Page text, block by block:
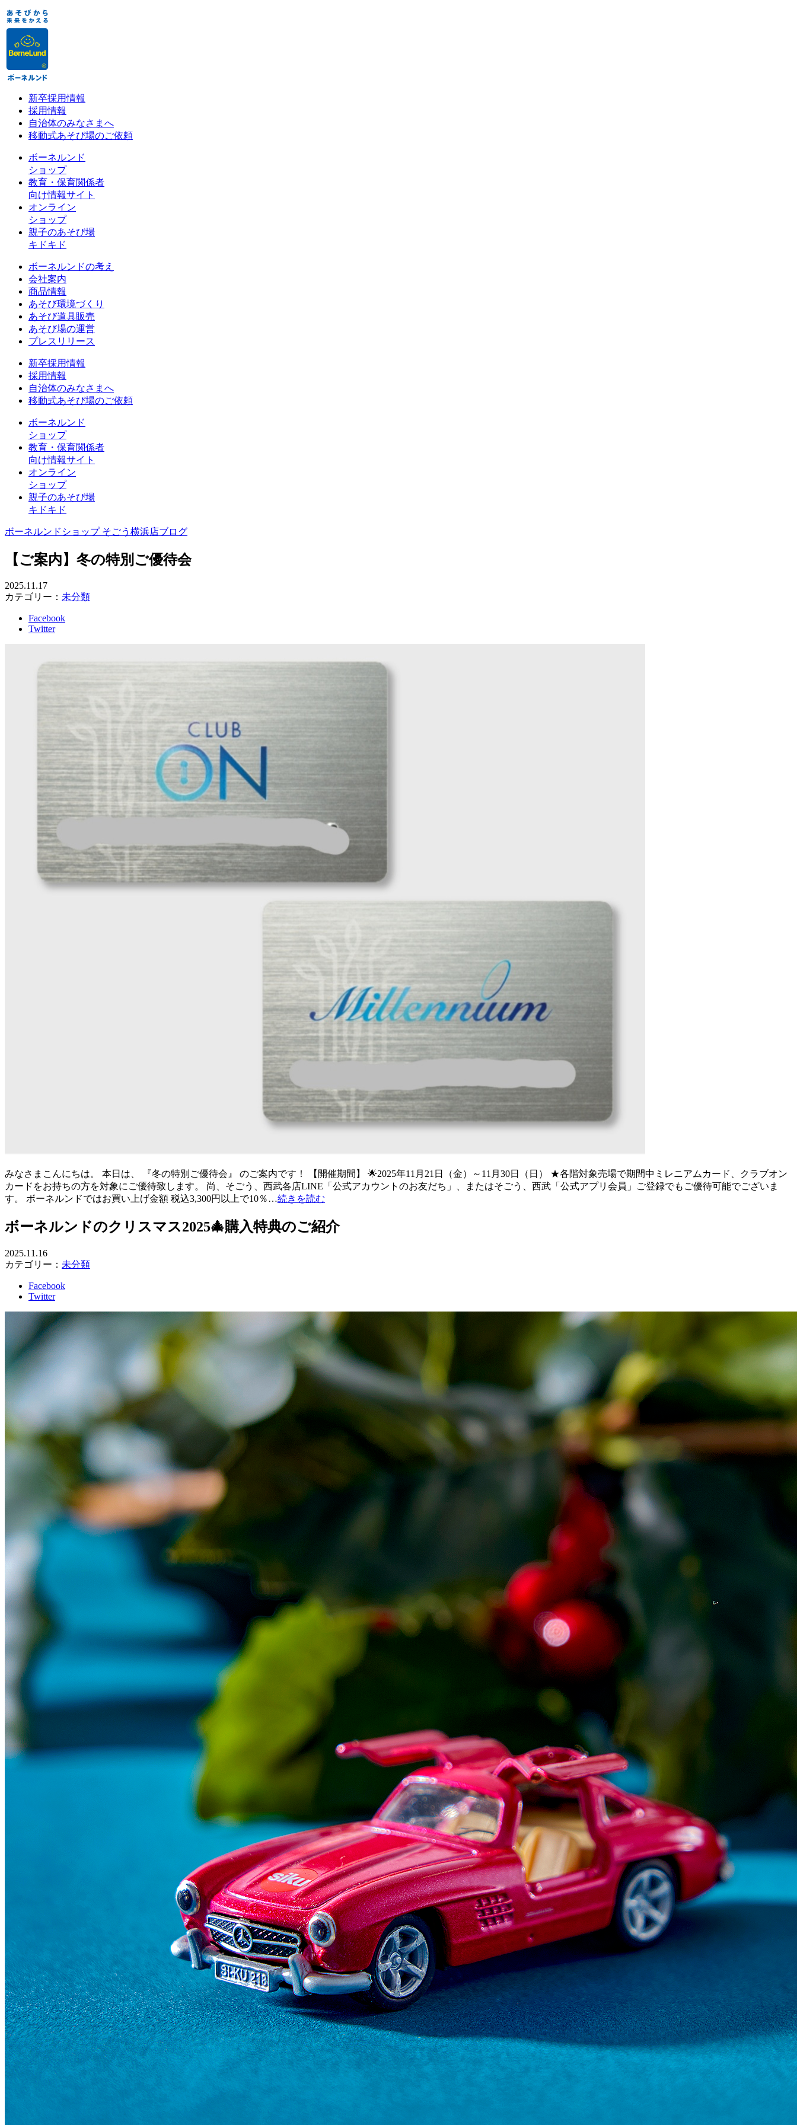
新卒採用情報
採用情報
自治体のみなさまへ
移動式あそび場のご依頼
ボーネルンド
ショップ
教育・保育関係者
向け情報サイト
オンライン
ショップ
親子のあそび場
キドキド
ボーネルンドの考え
会社案内
商品情報
あそび環境づくり
あそび道具販売
あそび場の運営
プレスリリース
新卒採用情報
採用情報
自治体のみなさまへ
移動式あそび場のご依頼
ボーネルンド
ショップ
教育・保育関係者
向け情報サイト
オンライン
ショップ
親子のあそび場
キドキド
ボーネルンドショップ そごう横浜店ブログ
【ご案内】冬の特別ご優待会
2025.11.17
カテゴリー： 未分類
Facebook
Twitter
みなさまこんにちは。 本日は、 『冬の特別ご優待会』 のご案内です！ 【開催期間】 🌟2025年11月21日（金）～11月30日（日） ★各階対象売場で期間中ミレニアムカード、クラブオン
カードをお持ちの方を対象にご優待致します。 尚、そごう、西武各店LINE「公式アカウントのお友だち」、またはそごう、西武「公式アプリ会員」ご登録でもご優待可能でございま
す。 ボーネルンドではお買い上げ金額 税込3,300円以上で10％…続きを読む
ボーネルンドのクリスマス2025🎄購入特典のご紹介
2025.11.16
カテゴリー： 未分類
Facebook
Twitter